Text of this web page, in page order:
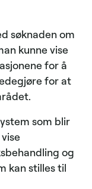
søknaden om
kunne vise
for å
for at
som blir
og
kan stilles til